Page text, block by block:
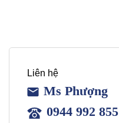
Liên hệ
Ms Phượng
0944 992 855